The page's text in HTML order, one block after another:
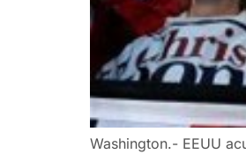
Washington.- EEUU